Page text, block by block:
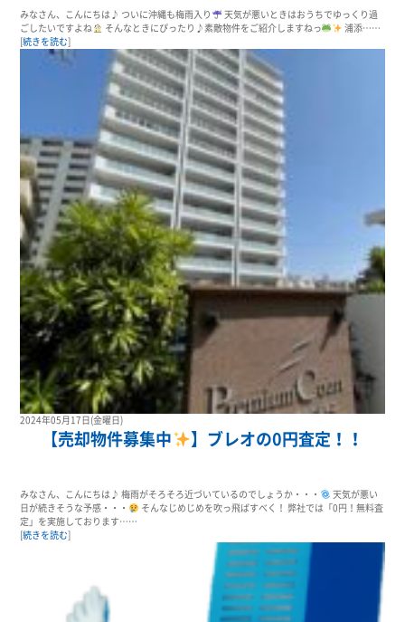
みなさん、こんにちは♪ ついに沖縄も梅雨入り
天気が悪いときはおうちでゆっくり過
ごしたいですよね
そんなときにぴったり♪素敵物件をご紹介しますねっ
浦添……
[続きを読む
2024年05月17日(金曜日)
【売却物件募集中 】ブレオの0円査定！！
みなさん、こんにちは♪ 梅雨がそろそろ近づいているのでしょうか・・・
天気が悪い
日が続きそうな予感・・・
そんなじめじめを吹っ飛ばすべく！ 弊社では「0円！無料査
定」を実施しております……
[続きを読む